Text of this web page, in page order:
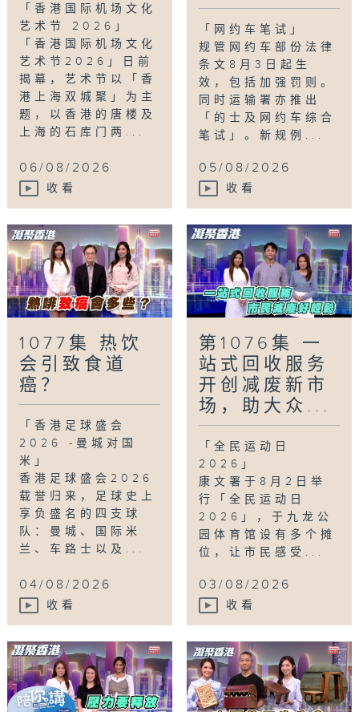
「香港国际机场文化
艺术节 2026」
「香港国际机场文化
艺术节2026」日前
揭幕，艺术节以「香
港上海双城聚」为主
题，以香港的唐楼及
上海的石库门两...
06/08/2026
收看
「网约车笔试」
规管网约车部份法律
条文8月3日起生
效，包括加强罚则。
同时运输署亦推出
「的士及网约车综合
笔试」。新规例...
05/08/2026
收看
1077集 热饮
会引致食道
癌？
「香港足球盛会
2026 -曼城对国
米」
香港足球盛会2026
载誉归来，足球史上
享负盛名的四支球
队：曼城、国际米
兰、车路士以及...
04/08/2026
收看
第1076集 一
站式回收服务
开创减废新市
场，助大众...
「全民运动日
2026」
康文署于8月2日举
行「全民运动日
2026」，于九龙公
园体育馆设有多个摊
位，让市民感受...
03/08/2026
收看